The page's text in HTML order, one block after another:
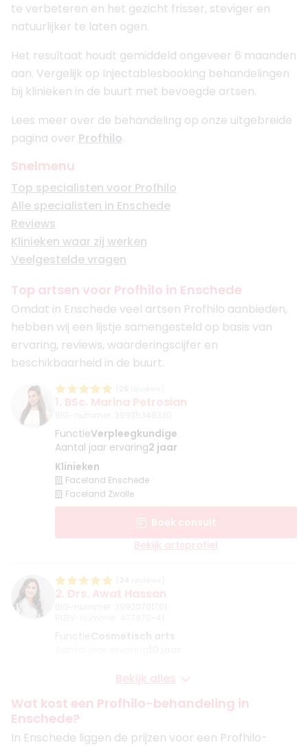
te verbeteren en het gezicht frisser, steviger en
natuurlijker te laten ogen.
Het resultaat houdt gemiddeld ongeveer 6 maanden
aan. Vergelijk op Injectablesbooking behandelingen
bij klinieken in de buurt met bevoegde artsen.
Lees meer over de behandeling op onze uitgebreide
pagina over Profhilo.
Snelmenu
Top specialisten voor Profhilo
Alle specialisten in Enschede
Reviews
Klinieken waar zij werken
Veelgestelde vragen
Top artsen voor Profhilo in Enschede
Omdat in Enschede veel artsen Profhilo aanbieden,
hebben wij een lijstje samengesteld op basis van
ervaring, reviews, waarderingscijfer en
beschikbaarheid in de buurt.
1. BSc. Marina Petrosian
FunctieVerpleegkundige
Aantal jaar ervaring2 jaar
Klinieken
Faceland Enschede
Faceland Zwolle
Boek consult
Bekijk artsprofiel
2. Drs. Awat Hassan
Functie Cosmetisch arts
Awat Clinics Enschede
Awat Clinics Westervoort
+ 2 meer
Boek consult
Bekijk alles
Wat kost een Profhilo-behandeling in
Enschede?
In Enschede liggen de prijzen voor een Profhilo-